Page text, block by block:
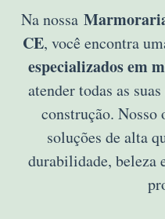
Na nossa
CE, você encontra
especializados em
atender todas as
construção.
soluções de alta
durabilidade, beleza